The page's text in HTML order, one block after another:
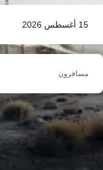
15 أغسطس 2026
مسافرون